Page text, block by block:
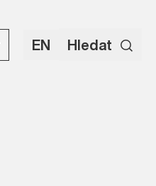
EN Hledat